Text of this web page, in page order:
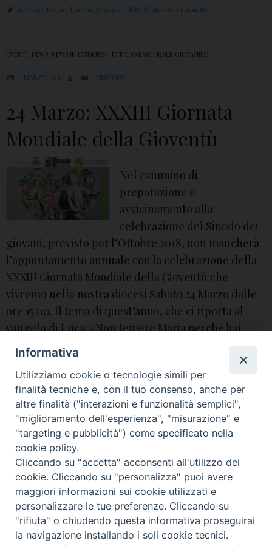
aversa chiesa diocesi giovani GMG Pastorale Giovanile
EVENTI NEWS NEWS IN EVIDENZA UFFICIO PASTORALE GIOVANILE
21 MARZO 2018 COMMENT
24 Marzo: XXXIII Giornata
Mondiale della Gioventù
Nel cammino di
preparazione e
avvicinamento alla
celebrazione del Sinodo dei
giovani, previsto per l’Ottobre 2018, non mancherà
l’appuntamento annuale con la celebrazione della
XXXIII Giornata Mondiale della Gioventù che
vivremo nella nostra diocesi Sabato 24 Marzo dalle
ore 15:00. Il tema di quest’anno, che ci riporta al
vangelo di Luca: «Non temere Maria perché hai
trovato Grazia presso Dio», da’ continuità al
4
M
a
r
o
:
X
X
X
« Pagina precedente Pagina successiva »
© 2018 Diocesi di Aversa
f t y i g t
Informativa
Utilizziamo cookie o tecnologie simili per
finalità tecniche e, con il tuo consenso, anche per
altre finalità ("interazioni e funzionalità semplici",
"miglioramento dell'esperienza", "misurazione" e
"targeting e pubblicità") come specificato nella
cookie policy.
Cliccando su "accetta" acconsenti all'utilizzo dei
cookie. Cliccando su "personalizza" puoi avere
maggiori informazioni sui cookie utilizzati e
personalizzare le tue preferenze. Cliccando su
"rifiuta" o chiudendo questa informativa proseguirai
la navigazione installando i soli cookie tecnici.